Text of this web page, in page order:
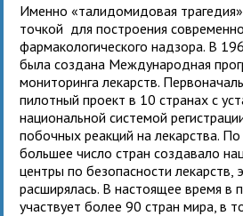
Именно «талидомидовая
точкой для построения
фармакологического надзора. В
была создана Международная
мониторинга лекарств.
пилотный проект в 10 странах с
национальной системой
побочных реакций на лекарства. По
большее число стран создавало
центры по безопасности лекарств,
расширялась. В настоящее время в
участвует более 90 стран мира, в